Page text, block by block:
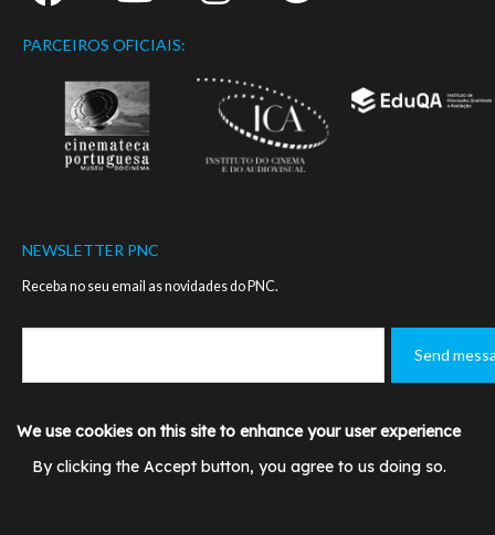
PARCEIROS OFICIAIS:
NEWSLETTER PNC
Receba no seu email as novidades do PNC.
menu
We use cookies on this site to enhance your user experience
By clicking the Accept button, you agree to us doing so.